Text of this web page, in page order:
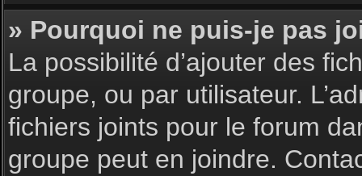
» Pourquoi ne puis-je pas
La possibilité d’ajouter des
groupe, ou par utilisateur.
fichiers joints pour le forum
groupe peut en joindre.